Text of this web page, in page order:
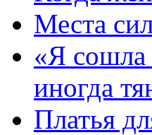
Места
«Я сошла
иногда
Платья